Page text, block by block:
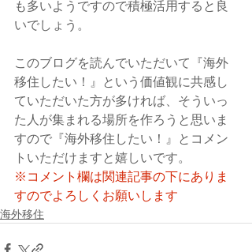
も多いようですので積極活用すると良
いでしょう。
このブログを読んでいただいて『海外
移住したい！』という価値観に共感し
ていただいた方が多ければ、そういっ
た人が集まれる場所を作ろうと思いま
すので『海外移住したい！』とコメン
トいただけますと嬉しいです。
※コメント欄は関連記事の下にありま
すのでよろしくお願いします
海外移住